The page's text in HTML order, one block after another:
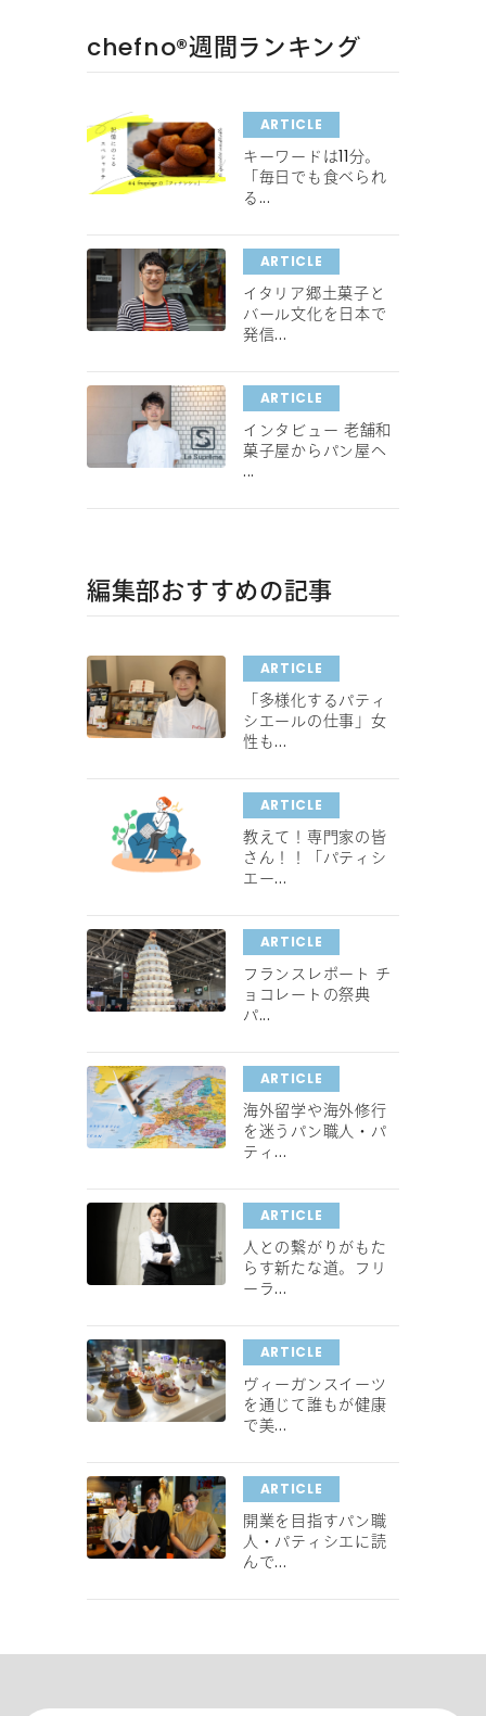
chefno®︎週間ランキング
ARTICLE
キーワードは11分。
「毎日でも食べられ
る...
ARTICLE
イタリア郷土菓子と
バール文化を日本で
発信...
ARTICLE
インタビュー 老舗和
菓子屋からパン屋へ
...
編集部おすすめの記事
ARTICLE
「多様化するパティ
シエールの仕事」女
性も...
ARTICLE
教えて！専門家の皆
さん！！「パティシ
エー...
ARTICLE
フランスレポート チ
ョコレートの祭典
パ...
ARTICLE
海外留学や海外修行
を迷うパン職人・パ
ティ...
ARTICLE
人との繋がりがもた
らす新たな道。フリ
ーラ...
ARTICLE
ヴィーガンスイーツ
を通じて誰もが健康
で美...
ARTICLE
開業を目指すパン職
人・パティシエに読
んで...